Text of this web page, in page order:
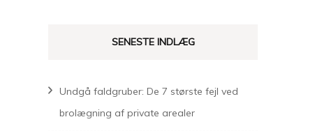
SENESTE INDLÆG
Undgå faldgruber: De 7 største fejl ved
brolægning af private arealer